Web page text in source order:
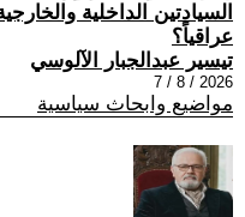
السيادتين الداخلية
عراقياً؟
تيسير عبدالجبار الآلوسي
2026 / 8 / 7
مواضيع وابحاث سياسية